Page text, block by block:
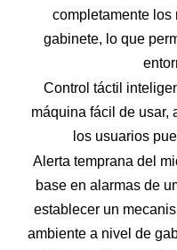
completamente los
gabinete, lo que
Control táctil
máquina fácil de usar,
los usuarios
Alerta temprana del
base en alarmas de
establecer un
ambiente a nivel de